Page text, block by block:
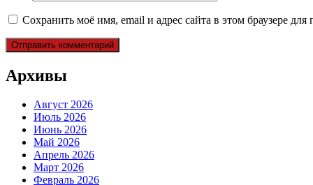
Сохранить моё имя, email и адрес сайта в этом браузере
Архивы
Август 2026
Июль 2026
Июнь 2026
Май 2026
Апрель 2026
Март 2026
Февраль 2026